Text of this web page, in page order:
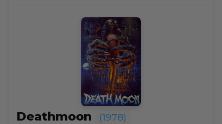
Deathmoon (1978)